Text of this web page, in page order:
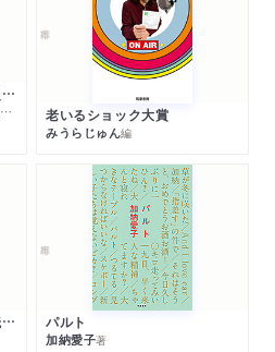
改訂版 金持ち父さん 貧乏父さん
─アメリカの金持ちが教えてくれるお金の哲学 老いるショック大賞
みうらじゅん編
自分を大切にできない時に読む本 パルト
加納愛子著